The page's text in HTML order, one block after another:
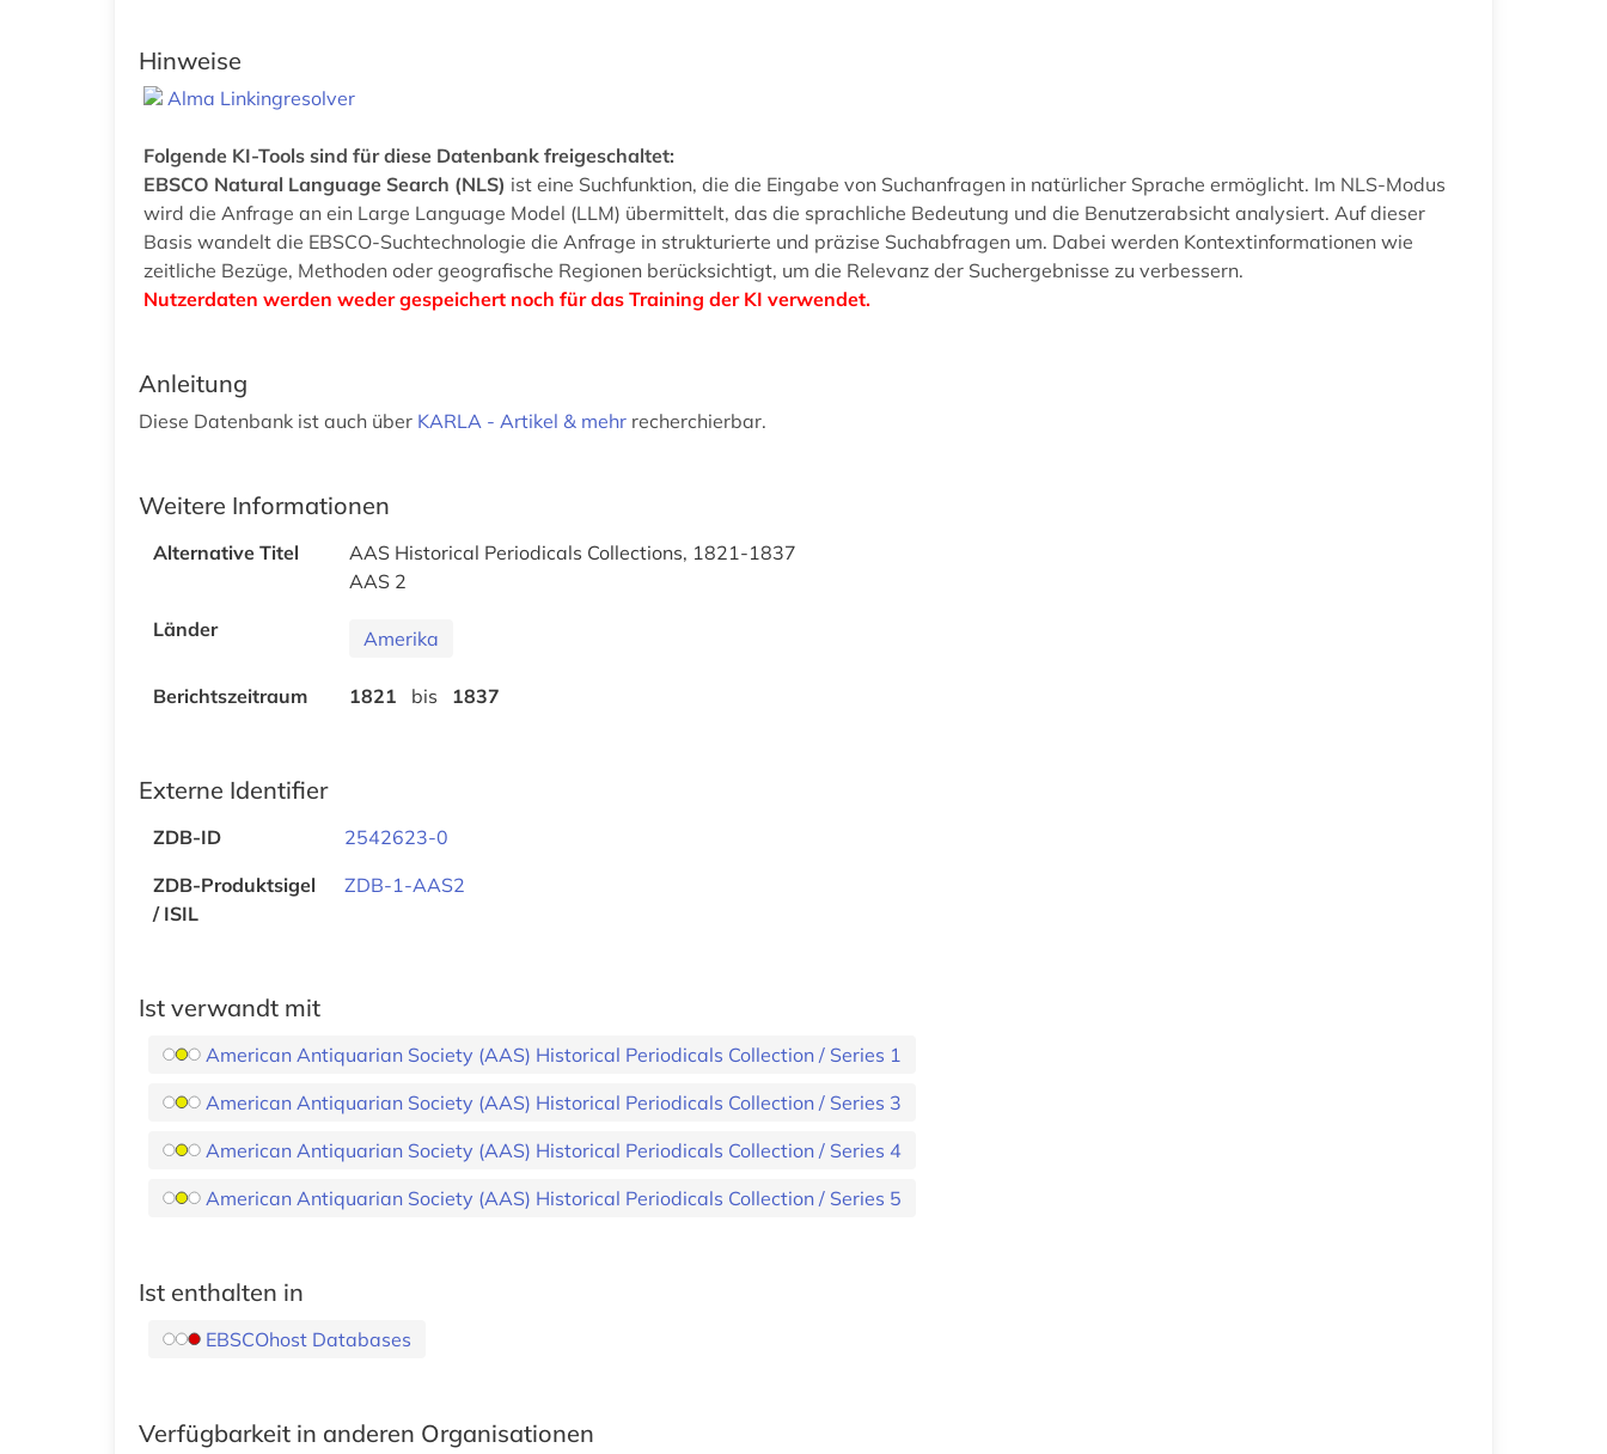
Hinweise
Alma Linkingresolver
Folgende KI-Tools sind für diese Datenbank freigeschaltet:
EBSCO Natural Language Search (NLS) ist eine Suchfunktion, die die Eingabe von Suchanfragen in natürlicher Sprache ermöglicht. Im NLS-Modus
wird die Anfrage an ein Large Language Model (LLM) übermittelt, das die sprachliche Bedeutung und die Benutzerabsicht analysiert. Auf dieser
Basis wandelt die EBSCO-Suchtechnologie die Anfrage in strukturierte und präzise Suchabfragen um. Dabei werden Kontextinformationen wie
zeitliche Bezüge, Methoden oder geografische Regionen berücksichtigt, um die Relevanz der Suchergebnisse zu verbessern.
Nutzerdaten werden weder gespeichert noch für das Training der KI verwendet.
Anleitung
Diese Datenbank ist auch über KARLA - Artikel & mehr recherchierbar.
Weitere Informationen
Alternative Titel
AAS Historical Periodicals Collections, 1821-1837
AAS 2
Länder
Amerika
Berichtszeitraum 1821 bis 1837
Externe Identifier
ZDB-ID
2542623-0
ZDB-Produktsigel
/ ISIL
ZDB-1-AAS2
Ist verwandt mit
American Antiquarian Society (AAS) Historical Periodicals Collection / Series 1
American Antiquarian Society (AAS) Historical Periodicals Collection / Series 3
American Antiquarian Society (AAS) Historical Periodicals Collection / Series 4
American Antiquarian Society (AAS) Historical Periodicals Collection / Series 5
Ist enthalten in
EBSCOhost Databases
Verfügbarkeit in anderen Organisationen